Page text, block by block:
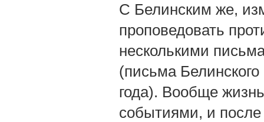
С Белинским же,
проповедовать
несколькими
(письма
года). Вообще
событиями, и